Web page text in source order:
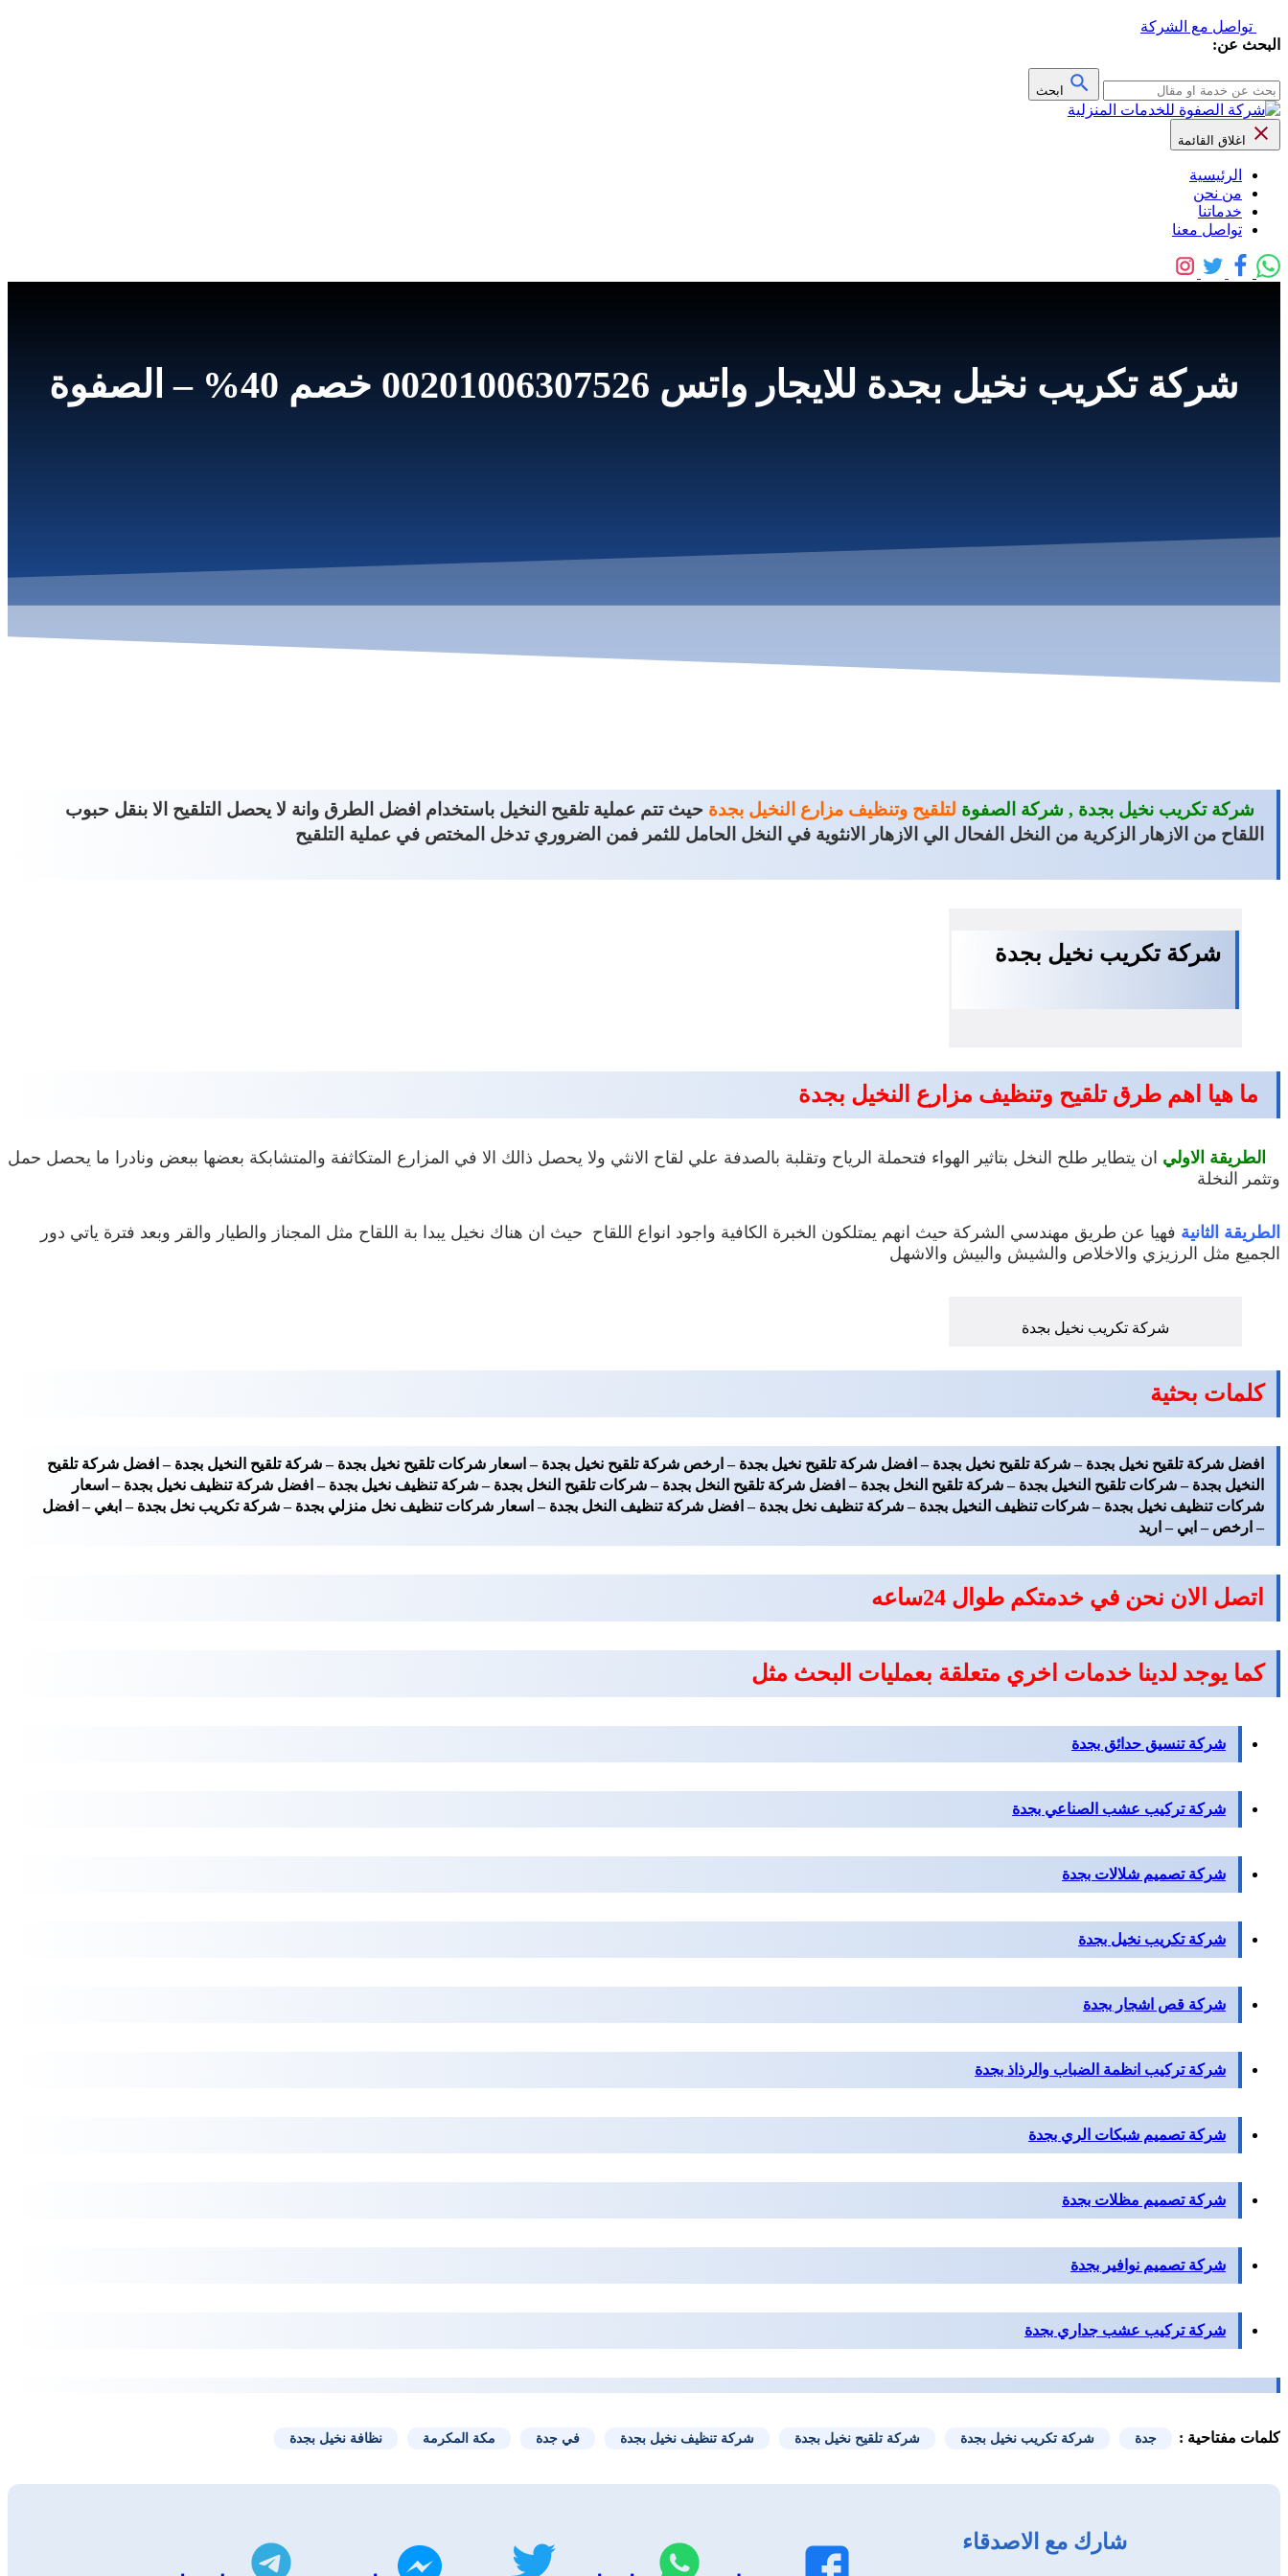
تواصل مع الشركة
البحث عن:
ابحث
اغلاق القائمة
الرئيسية
من نحن
خدماتنا
تواصل معنا
شركة تكريب نخيل بجدة للايجار واتس 00201006307526 خصم 40% – الصفوة
شركة تكريب نخيل بجدة , شركة الصفوة لتلقيح وتنظيف مزارع النخيل بجدة حيث تتم عملية تلقيح النخيل باستخدام افضل الطرق وانة لا يحصل التلقيح الا بنقل حبوب
اللقاح من الازهار الزكرية من النخل الفحال الي الازهار الانثوية في النخل الحامل للثمر فمن الضروري تدخل المختص في عملية التلقيح
شركة تكريب نخيل بجدة
ما هيا اهم طرق تلقيح وتنظيف مزارع النخيل بجدة
الطريقة الاولي ان يتطاير طلح النخل بتاثير الهواء فتحملة الرياح وتقلبة بالصدفة علي لقاح الانثي ولا يحصل ذالك الا في المزارع المتكاثفة والمتشابكة بعضها ببعض ونادرا ما يحصل حمل
وتثمر النخلة
الطريقة الثانية فهيا عن طريق مهندسي الشركة حيث انهم يمتلكون الخبرة الكافية واجود انواع اللقاح حيث ان هناك نخيل يبدا بة اللقاح مثل المجناز والطيار والقر وبعد فترة ياتي دور
الجميع مثل الرزيزي والاخلاص والشيش والبيش والاشهل
شركة تكريب نخيل بجدة
كلمات بحثية
افضل شركة تلقيح نخيل بجدة – شركة تلقيح نخيل بجدة – افضل شركة تلقيح نخيل بجدة – ارخص شركة تلقيح نخيل بجدة – اسعار شركات تلقيح نخيل بجدة – شركة تلقيح النخيل بجدة – افضل شركة تلقيح
النخيل بجدة – شركات تلقيح النخيل بجدة – شركة تلقيح النخل بجدة – افضل شركة تلقيح النخل بجدة – شركات تلقيح النخل بجدة – شركة تنظيف نخيل بجدة – افضل شركة تنظيف نخيل بجدة – اسعار
شركات تنظيف نخيل بجدة – شركات تنظيف النخيل بجدة – شركة تنظيف نخل بجدة – افضل شركة تنظيف النخل بجدة – اسعار شركات تنظيف نخل منزلي بجدة – شركة تكريب نخل بجدة – ابغي – افضل
– ارخص – ابي – اريد
اتصل الان نحن في خدمتكم طوال 24ساعه
كما يوجد لدينا خدمات اخري متعلقة بعمليات البحث مثل
شركة تنسيق حدائق بجدة
شركة تركيب عشب الصناعي بجدة
شركة تصميم شلالات بجدة
شركة تكريب نخيل بجدة
شركة قص اشجار بجدة
شركة تركيب انظمة الضباب والرذاذ بجدة
شركة تصميم شبكات الري بجدة
شركة تصميم مظلات بجدة
شركة تصميم نوافير بجدة
شركة تركيب عشب جداري بجدة
كلمات مفتاحية : جدة شركة تكريب نخيل بجدة شركة تلقيح نخيل بجدة شركة تنظيف نخيل بجدة في جدة مكة المكرمة نظافة نخيل بجدة
شارك مع الاصدقاء